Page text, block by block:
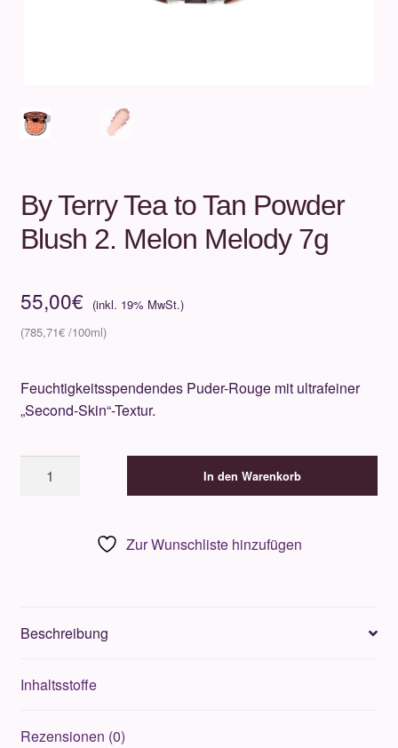
By Terry Tea to Tan Powder
Blush 2. Melon Melody 7g
55,00€
785,71€
Feuchtigkeitsspendendes Puder-Rouge mit ultrafeiner
„Second-Skin“-Textur.
Terry
Melon
7g
In den Warenkorb
Zur Wunschliste hinzufügen
Beschreibung
Inhaltsstoffe
Rezensionen (0)